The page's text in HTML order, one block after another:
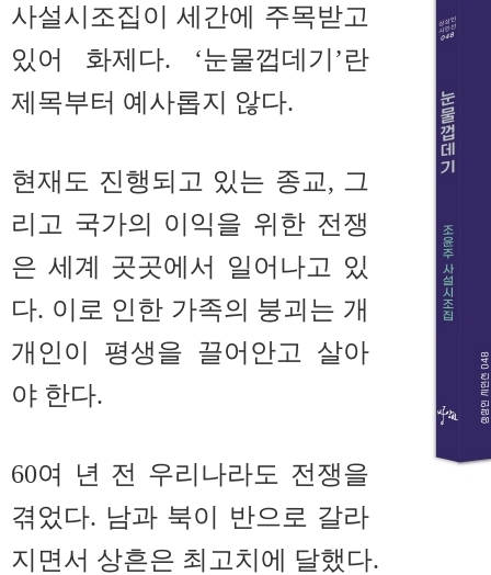
사설시조집이 세간에 주목받고
있어 화제다. ‘눈물껍데기’란
제목부터 예사롭지 않다.
현재도 진행되고 있는 종교, 그
리고 국가의 이익을 위한 전쟁
은 세계 곳곳에서 일어나고 있
다. 이로 인한 가족의 붕괴는 개
개인이 평생을 끌어안고 살아
야 한다.
60여 년 전 우리나라도 전쟁을
겪었다. 남과 북이 반으로 갈라
지면서 상흔은 최고치에 달했다.